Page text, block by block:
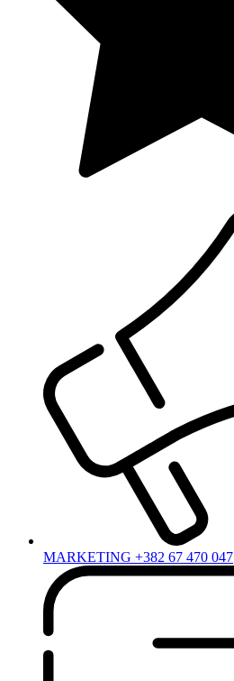
MARKETING +382 67 470 047